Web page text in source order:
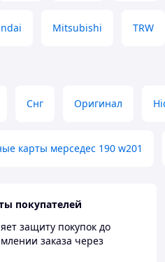
Mitsubishi TRW
Снг Оригинал
карты мерседес 190 w201
покупателей
защиту покупок до
заказа через